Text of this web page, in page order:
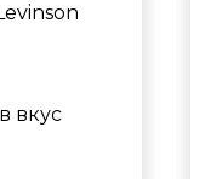
вкус